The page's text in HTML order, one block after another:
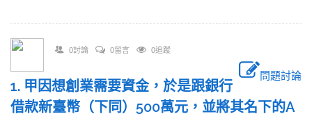
0討論 0留言 0追蹤
問題討論
1. 甲因想創業需要資金，於是跟銀行
借款新臺幣（下同）500萬元，並將其名下的A